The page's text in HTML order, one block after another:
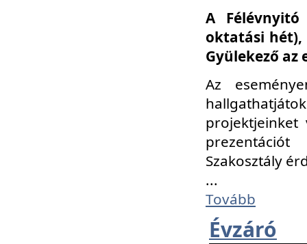
A
oktatási hét),
Gyülekező az
Az
Szakosztály
...
Tovább
Évzáró